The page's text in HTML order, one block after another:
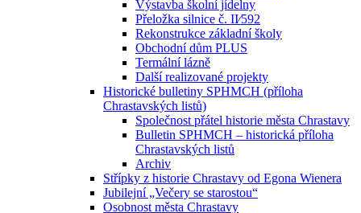
Výstavba školní jídelny
Přeložka silnice č. II⁄592
Rekonstrukce základní školy
Obchodní dům PLUS
Termální lázně
Další realizované projekty
Historické bulletiny SPHMCH (příloha
Chrastavských listů)
Společnost přátel historie města Chrastavy
Bulletin SPHMCH – historická příloha
Chrastavských listů
Archiv
Střípky z historie Chrastavy od Egona Wienera
Jubilejní „Večery se starostou“
Osobnost města Chrastavy